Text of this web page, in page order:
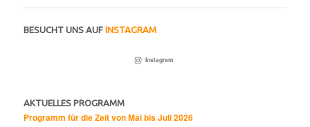
BESUCHT UNS AUFINSTAGRAM
Instagram
AKTUELLES PROGRAMM
Programm für die Zeit von Mai bis Juli 2026